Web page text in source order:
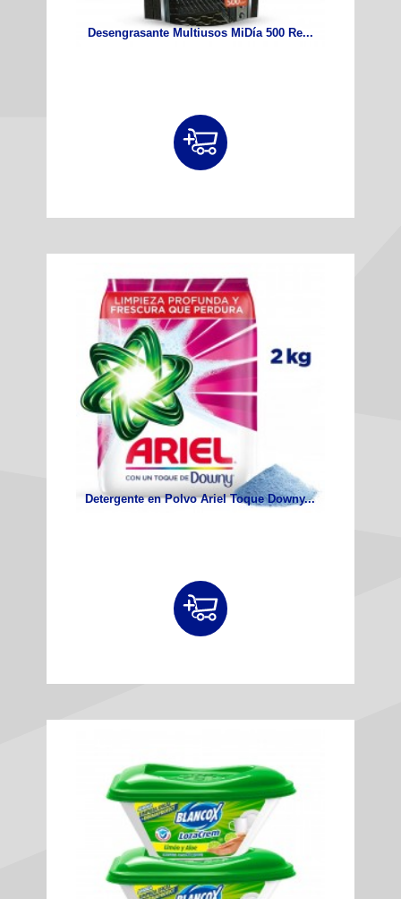
Desengrasante Multiusos MiDía 500 Re...
Detergente en Polvo Ariel Toque Downy...